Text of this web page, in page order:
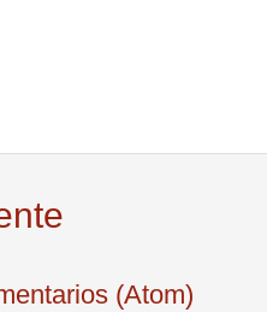
(Atom)